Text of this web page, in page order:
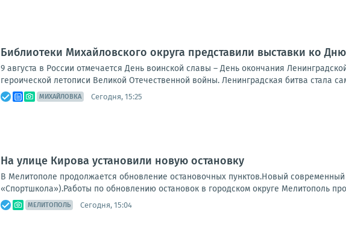
Библиотеки Михайловского округа представили выставки ко
9 августа в России отмечается День воинской славы – День окончания
героической летописи Великой Отечественной войны. Ленинградская битва стала
МИХАЙЛОВКА Сегодня, 15:25
На улице Кирова установили новую остановку
В Мелитополе продолжается обновление остановочных пунктов.Новый
«Спортшкола»).Работы по обновлению остановок в городском округе Мелитополь
МЕЛИТОПОЛЬ Сегодня, 15:04